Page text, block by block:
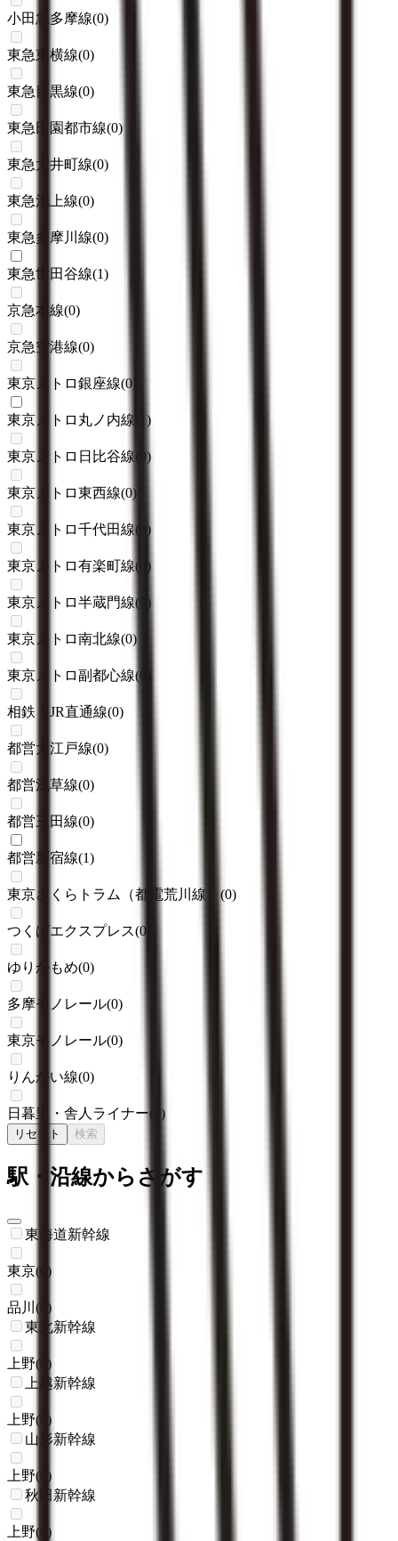
小田急多摩線(0)
東急東横線(0)
東急目黒線(0)
東急田園都市線(0)
東急大井町線(0)
東急池上線(0)
東急多摩川線(0)
東急世田谷線(1)
京急本線(0)
京急空港線(0)
東京メトロ銀座線(0)
東京メトロ丸ノ内線 )
東京メトロ日比谷線( 0)
東京メトロ東西線(0)
東京メトロ千代田線( )
東京メトロ有楽町線( )
東京メトロ半蔵門線( )
東京メトロ南北線(0)
東京メトロ副都心線(0
相鉄・JR直通線(0)
都営大江戸線(0)
都営浅草線(0)
都営三田線(0)
都営新宿線(1)
東京さくらトラム（都電荒川線） (0)
つくばエクスプレス(0
ゆりかもめ(0)
多摩モノレール(0)
東京モノレール(0)
りんかい線(0)
日暮里・舎人ライナー( )
リセット 検索
駅・沿線からさがす
東海道新幹線
東京( )
品川 (
)
東北新幹線
上野(
)
上越新幹線
上野(
)
山形新幹線
上野(
)
秋田新幹線
上野( )